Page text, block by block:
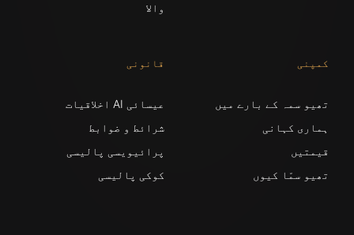
والا
کمپنی
تھیو سمہ کے بارے میں
ہماری کہانی
قیمتیں
تھیو سمّا کیوں
قانونی
عیسائی AI اخلاقیات
شرائط و ضوابط
پرائیویسی پالیسی
کوکی پالیسی